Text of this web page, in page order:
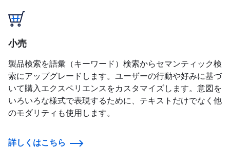
小売
製品検索を語彙（キーワード）検索からセマンティック検
索にアップグレードします。ユーザーの行動や好みに基づ
いて購入エクスペリエンスをカスタマイズします。意図を
いろいろな様式で表現するために、テキストだけでなく他
のモダリティも使用します。
詳しくはこちら